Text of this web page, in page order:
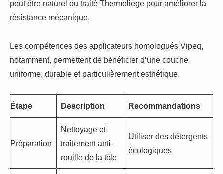
peut être naturel ou traité Thermoliège pour améliorer la
résistance mécanique.
Les compétences des applicateurs homologués Vipeq,
notamment, permettent de bénéficier d’une couche
uniforme, durable et particulièrement esthétique.
Étape Description Recommandations
Préparation
Nettoyage et
traitement anti-
rouille de la tôle
Utiliser des détergents
écologiques